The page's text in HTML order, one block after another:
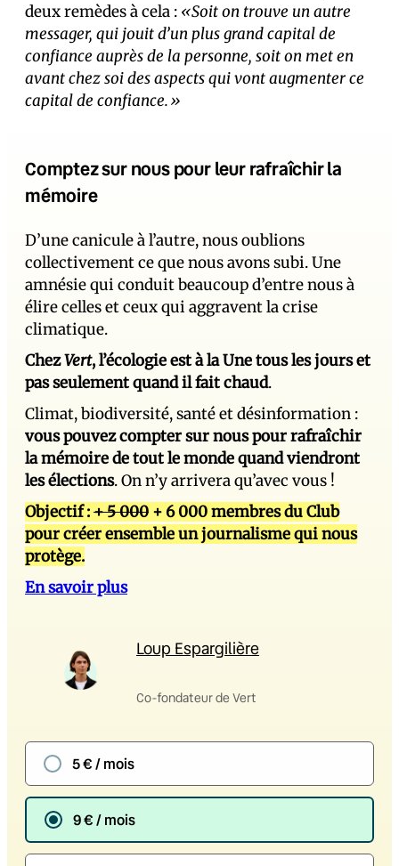
deux remèdes à cela : «Soit on trouve un autre
messager, qui jouit d’un plus grand capital de
confiance auprès de la personne, soit on met en
avant chez soi des aspects qui vont augmenter ce
capital de confiance.»
Comptez sur nous pour leur rafraîchir la
mémoire
D’une canicule à l’autre, nous oublions
collectivement ce que nous avons subi. Une
amnésie qui conduit beaucoup d’entre nous à
élire celles et ceux qui aggravent la crise
climatique.
ChezVert, l’écologie est à la Une tous les jours et
pas seulement quand il fait chaud.
Climat, biodiversité, santé et désinformation :
vous pouvez compter sur nous pour rafraîchir
la mémoire de tout le monde quand viendront
les élections. On n’y arrivera qu’avec vous !
Objectif :+ 5 000 + 6 000 membres du Club
pour créer ensemble un journalisme qui nous
protège.
En savoir plus
Loup Espargilière
Co-fondateur de Vert
5 € / mois
9 € / mois